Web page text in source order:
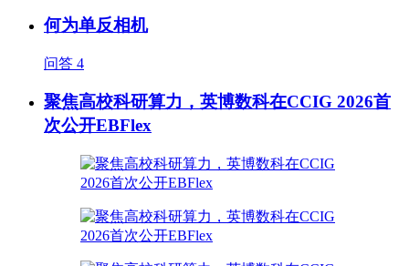
何为单反相机
问答 4
聚焦高校科研算力，英博数科在CCIG 2026首
次公开EBFlex